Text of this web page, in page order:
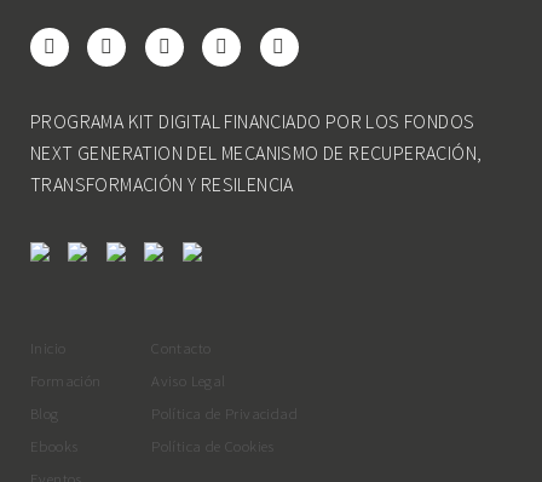
PROGRAMA KIT DIGITAL FINANCIADO POR LOS FONDOS
NEXT GENERATION DEL MECANISMO DE RECUPERACIÓN,
TRANSFORMACIÓN Y RESILENCIA
Inicio
Formación
Blog
Ebooks
Contacto
Aviso Legal
Política de Privacidad
Política de Cookies